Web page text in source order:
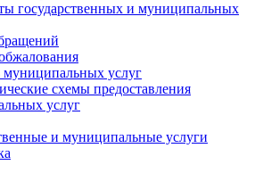
государственных и муниципальных
муниципальных услуг
схемы предоставления
услуг
и муниципальные услуги